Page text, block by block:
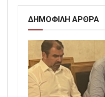
ΔΗΜΟΦΙΛΗ ΑΡΘΡΑ